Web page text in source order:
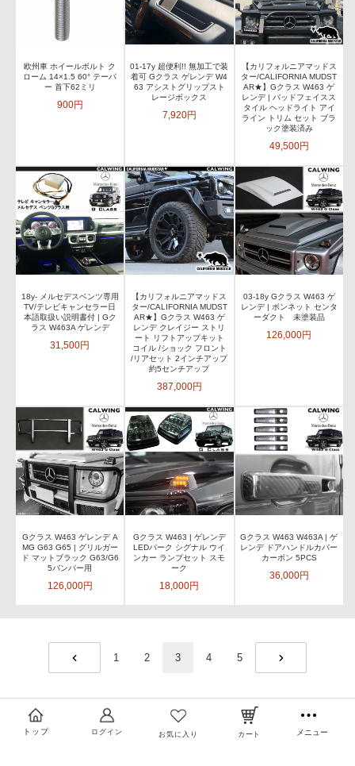
欧州車 ホイールボルト ク
ローム 14×1.5 60° テーパ
ー 首下62ミリ
900円
01-17y 超便利!! 無加工で装
着可 Gクラス ゲレンデ W4
63 アシストグリップスト
レージボックス
7,920円
【カリフォルニアマッドス
ター/CALIFORNIA MUDST
AR★】Gクラス W463 ゲ
レンデ | バッドフェイスス
タイル ヘッドライト アイ
ライン トリム セット ブラ
ック塗装済み
49,500円
18y- メルセデスベンツ専用
TV/テレビキャンセラー日
本語取扱い説明書付 | Gク
ラス W463A ゲレンデ
31,500円
【カリフォルニアマッドス
ター/CALIFORNIA MUDST
AR★】Gクラス W463 ゲ
レンデ クレイジー ストリ
ート リフトアップキット
コイル /ショック フロント
/リアセット 2インチアップ
約5センチアップ
387,000円
03-18y Gクラス W463 ゲ
レンデ | ボンネット センタ
ーダクト 未塗装品
126,000円
Gクラス W463 ゲレンデ A
MG G63 G65 | グリルガー
ド マットブラック G63/G6
5バンパー用
126,000円
Gクラス W463 | ゲレンデ
LEDパーク シグナル ウイ
ンカー ランプセット スモ
ーク
18,000円
Gクラス W463 W463A | ゲ
レンデ ドアハンドルカバー
カーボン 5PCS
36,000円
1 2 3 4
5
トップ ログイン お気に入り カート メニュー